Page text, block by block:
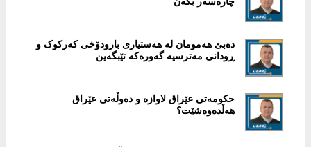
دەبێ هەمومان لە هەستیاری بارودۆخی کەرکوک و
ڕودانی مەترسیە گەورەکە تێبگەین
حکومەتی عێراق لاوازە و دەوڵەتی عێراق
ھەڵدەوەشێت؟